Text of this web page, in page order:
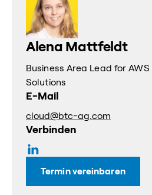
Alena Mattfeldt
Business Area Lead for
Solutions
E-Mail
cloud@btc-ag.com
Verbinden
Termin vereinbaren